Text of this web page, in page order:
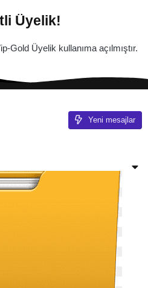
Üyelik!
Gold Üyelik kullanıma açılmıştır.
Yeni mesajlar